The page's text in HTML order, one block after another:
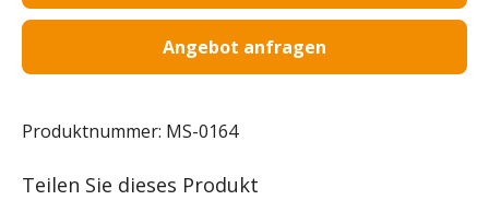
Angebot anfragen
Produktnummer: MS-0164
Teilen Sie dieses Produkt